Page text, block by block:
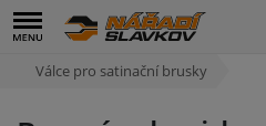
Válce pro satinační brusky